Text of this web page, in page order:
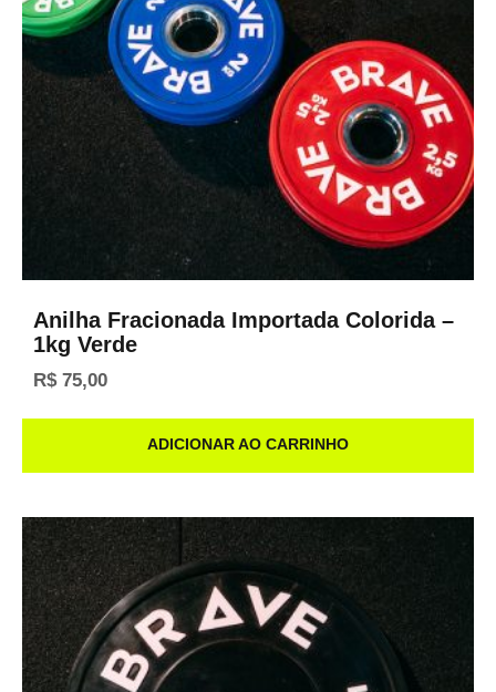
Anilha Fracionada Importada Colorida –
1kg Verde
R$75,00
ADICIONAR AO CARRINHO